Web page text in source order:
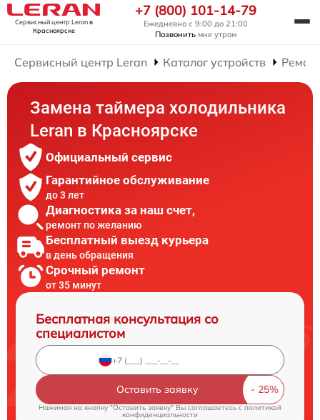
Сервисный центр Leranв
Красноярске
+7 (800) 101-14-79
Ежедневно с 9:00 до 21:00
Позвонить мне утром
Сервисный центр Leran Каталог устройств
Замена таймера холодильника
Leran в Красноярске
Официальный сервис
Гарантийное обслуживание
до 3 лет
Диагностика за наш счет,
ремонт по желанию
Бесплатный выезд курьера
в день обращения
Срочный ремонт
от 35 минут
Бесплатная консультация со
специалистом
Оставить заявку
Нажимая на кнопку "Оставить заявку" Вы соглашаетесь cполитикой
конфиденциальности